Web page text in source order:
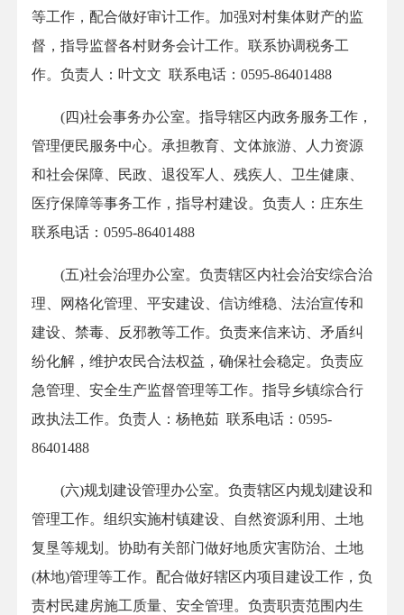
等工作，配合做好审计工作。加强对村集体财产的监
督，指导监督各村财务会计工作。联系协调税务工
作。负责人：叶文文 联系电话：0595-86401488
(四)社会事务办公室。指导辖区内政务服务工作，
管理便民服务中心。承担教育、文体旅游、人力资源
和社会保障、民政、退役军人、残疾人、卫生健康、
医疗保障等事务工作，指导村建设。负责人：庄东生
联系电话：0595-86401488
(五)社会治理办公室。负责辖区内社会治安综合治
理、网格化管理、平安建设、信访维稳、法治宣传和
建设、禁毒、反邪教等工作。负责来信来访、矛盾纠
纷化解，维护农民合法权益，确保社会稳定。负责应
急管理、安全生产监督管理等工作。指导乡镇综合行
政执法工作。负责人：杨艳茹 联系电话：0595-
86401488
(六)规划建设管理办公室。负责辖区内规划建设和
管理工作。组织实施村镇建设、自然资源利用、土地
复垦等规划。协助有关部门做好地质灾害防治、土地
(林地)管理等工作。配合做好辖区内项目建设工作，负
责村民建房施工质量、安全管理。负责职责范围内生